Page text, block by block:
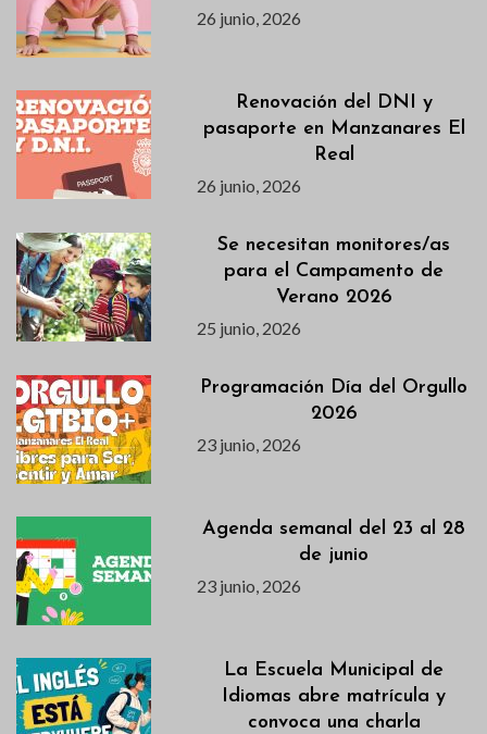
26 junio, 2026
Renovación del DNI y
pasaporte en Manzanares El
Real
26 junio, 2026
Se necesitan monitores/as
para el Campamento de
Verano 2026
25 junio, 2026
Programación Día del Orgullo
2026
23 junio, 2026
Agenda semanal del 23 al 28
de junio
23 junio, 2026
La Escuela Municipal de
Idiomas abre matrícula y
convoca una charla